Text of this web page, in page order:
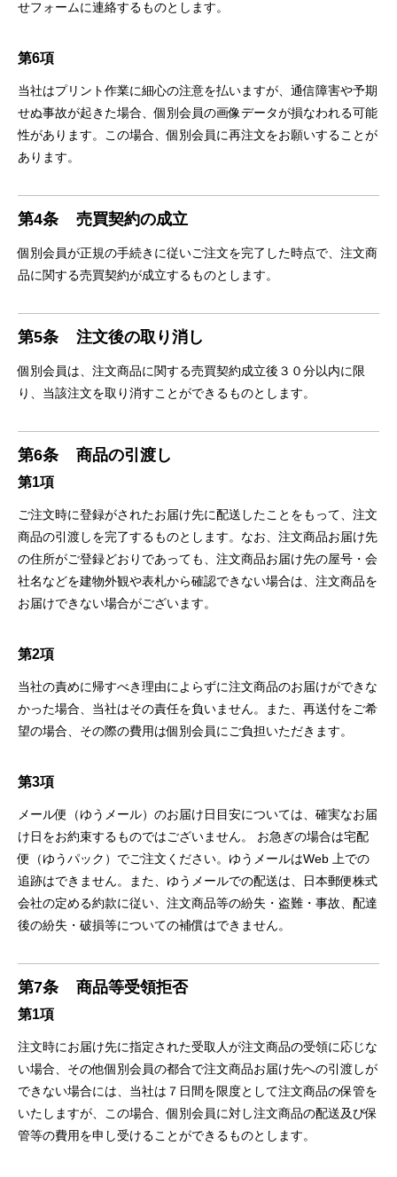
せフォームに連絡するものとします。
第6項
当社はプリント作業に細⼼の注意を払いますが、通信障害や予期
せぬ事故が起きた場合、個別会員の画像データが損なわれる可能
性があります。この場合、個別会員に再注⽂をお願いすることが
あります。
第4条 売買契約の成⽴
個別会員が正規の⼿続きに従いご注⽂を完了した時点で、注⽂商
品に関する売買契約が成⽴するものとします。
第5条 注⽂後の取り消し
個別会員は、注⽂商品に関する売買契約成⽴後３０分以内に限
り、当該注⽂を取り消すことができるものとします。
第6条 商品の引渡し
第1項
ご注⽂時に登録がされたお届け先に配送したことをもって、注⽂
商品の引渡しを完了するものとします。なお、注⽂商品お届け先
の住所がご登録どおりであっても、注⽂商品お届け先の屋号・会
社名などを建物外観や表札から確認できない場合は、注⽂商品を
お届けできない場合がございます。
第2項
当社の責めに帰すべき理由によらずに注⽂商品のお届けができな
かった場合、当社はその責任を負いません。また、再送付をご希
望の場合、その際の費⽤は個別会員にご負担いただきます。
第3項
メール便（ゆうメール）のお届け⽇⽬安については、確実なお届
け⽇をお約束するものではございません。 お急ぎの場合は宅配
便（ゆうパック）でご注⽂ください。ゆうメールはWeb 上での
追跡はできません。また、ゆうメールでの配送は、⽇本郵便株式
会社の定める約款に従い、注⽂商品等の紛失・盗難・事故、配達
後の紛失・破損等についての補償はできません。
第7条 商品等受領拒否
第1項
注⽂時にお届け先に指定された受取⼈が注⽂商品の受領に応じな
い場合、その他個別会員の都合で注⽂商品お届け先への引渡しが
できない場合には、当社は７⽇間を限度として注⽂商品の保管を
いたしますが、この場合、個別会員に対し注⽂商品の配送及び保
管等の費⽤を申し受けることができるものとします。